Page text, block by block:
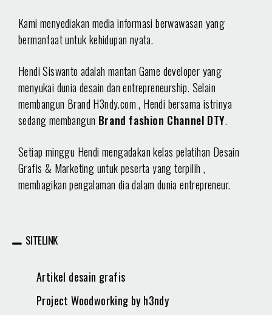
Kami menyediakan media informasi berwawasan yang
bermanfaat untuk kehidupan nyata.
Hendi Siswanto adalah mantan Game developer yang
menyukai dunia desain dan entrepreneurship. Selain
membangun Brand H3ndy.com , Hendi bersama istrinya
sedang membangun Brand fashion Channel DTY.
Setiap minggu Hendi mengadakan kelas pelatihan Desain
Grafis & Marketing untuk peserta yang terpilih ,
membagikan pengalaman dia dalam dunia entrepreneur.
SITELINK
Artikel desain grafis
Project Woodworking by h3ndy